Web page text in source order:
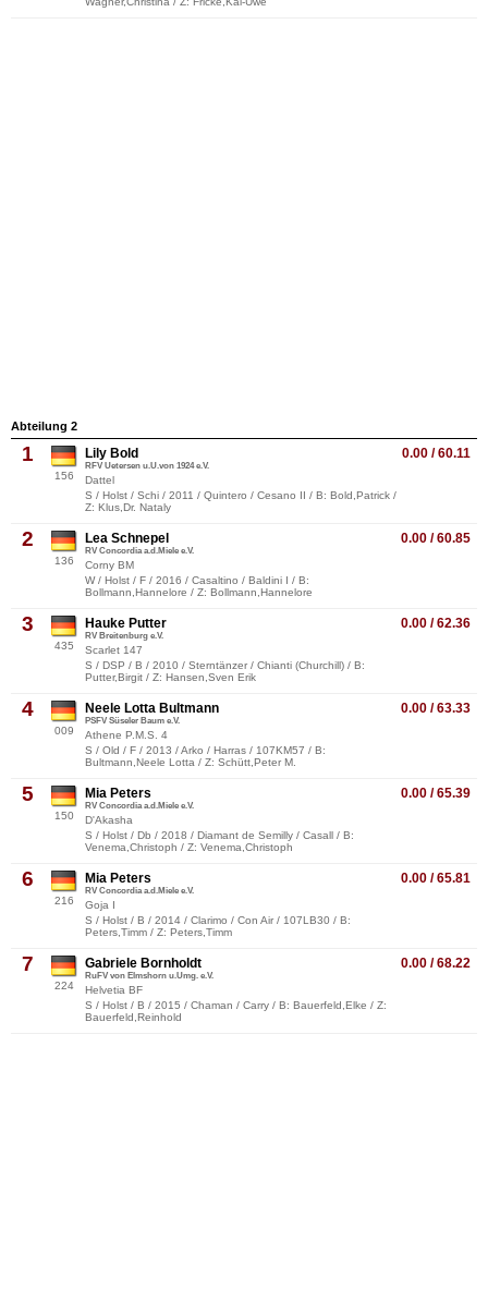
Abteilung 2
1
156
0.00 / 60.11
Lily Bold
RFV Uetersen u.U.von 1924 e.V.
Dattel
S / Holst / Schi / 2011 / Quintero / Cesano II / B: Bold,Patrick /
Z: Klus,Dr. Nataly
2
136
0.00 / 60.85
Lea Schnepel
RV Concordia a.d.Miele e.V.
Corny BM
W / Holst / F / 2016 / Casaltino / Baldini I / B:
Bollmann,Hannelore / Z: Bollmann,Hannelore
3
435
0.00 / 62.36
Hauke Putter
RV Breitenburg e.V.
Scarlet 147
S / DSP / B / 2010 / Sterntänzer / Chianti (Churchill) / B:
Putter,Birgit / Z: Hansen,Sven Erik
4
009
0.00 / 63.33
Neele Lotta Bultmann
PSFV Süseler Baum e.V.
Athene P.M.S. 4
S / Old / F / 2013 / Arko / Harras / 107KM57 / B:
Bultmann,Neele Lotta / Z: Schütt,Peter M.
5
150
0.00 / 65.39
Mia Peters
RV Concordia a.d.Miele e.V.
D'Akasha
S / Holst / Db / 2018 / Diamant de Semilly / Casall / B:
Venema,Christoph / Z: Venema,Christoph
6
216
0.00 / 65.81
Mia Peters
RV Concordia a.d.Miele e.V.
Goja I
S / Holst / B / 2014 / Clarimo / Con Air / 107LB30 / B:
Peters,Timm / Z: Peters,Timm
7
224
0.00 / 68.22
Gabriele Bornholdt
RuFV von Elmshorn u.Umg. e.V.
Helvetia BF
S / Holst / B / 2015 / Chaman / Carry / B: Bauerfeld,Elke / Z:
Bauerfeld,Reinhold